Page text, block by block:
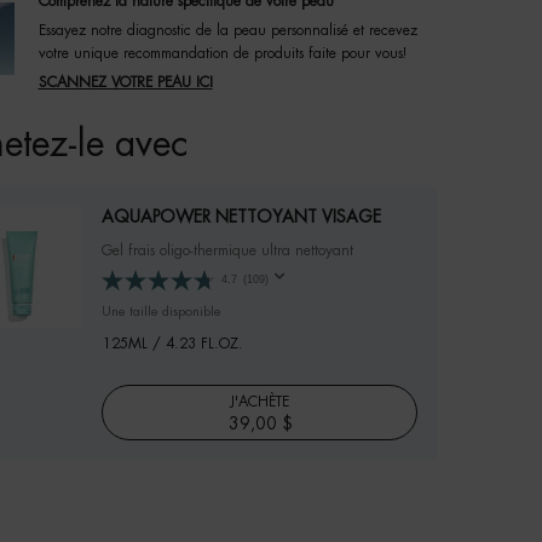
Essayez notre diagnostic de la peau personnalisé et recevez
votre unique recommandation de produits faite pour vous!
SCANNEZ VOTRE PEAU ICI
le avec
AQUAPOWER NETTOYANT VISAGE
Gel frais oligo-thermique ultra nettoyant
4.7 (109)
Une taille disponible
125ML / 4.23 FL.OZ.
J'ACHÈTE
39,00 $
AQUAPOWER NETTOYANT VISAGE